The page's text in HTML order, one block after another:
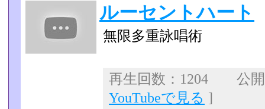
ルーセントハート
無限多重詠唱術
再生回数：1204 公
YouTubeで見る ]